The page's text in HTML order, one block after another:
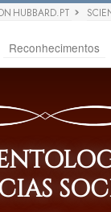
HUBBARD.PT
Reconhecimentos